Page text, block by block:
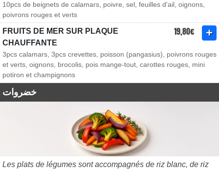
10pcs de beignets de calamars, poivre, sel, feuilles d'ail, oignons,
poivrons rouges et verts
FRUITS DE MER SUR PLAQUE
CHAUFFANTE
19,80€
3pcs calamars, 3pcs crevettes, poisson (pangasius), poivrons rouges
et verts, oignons, brocolis, pois mange-tout, carottes rouges, mini
potiron et champignons
خضروات
Les plats de légumes sont accompagnés de riz blanc, de riz